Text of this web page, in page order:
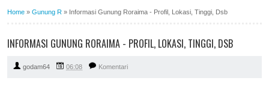
Home » Gunung R » Informasi Gunung Roraima - Profil, Lokasi, Tinggi, Dsb
INFORMASI GUNUNG RORAIMA - PROFIL, LOKASI, TINGGI, DSB
godam64 06:08 Komentari